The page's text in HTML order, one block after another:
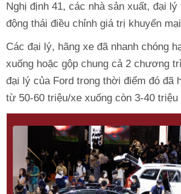
Nghị định 41, các nhà sản xuất, đại
động thái điều chỉnh giá trị khuyến
Các đại lý, hãng xe đã nhanh chóng
xuống hoặc gộp chung cả 2 chương
đại lý của Ford trong thời điểm đó đã
từ 50-60 triệu/xe xuống còn 3-40 triệu